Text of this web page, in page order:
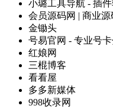
小璐工具导航 - 插
会员源码网 | 商业
金锄头
号易官网 - 专业号
红娘网
三棍博客
看看屋
多多新媒体
998收录网